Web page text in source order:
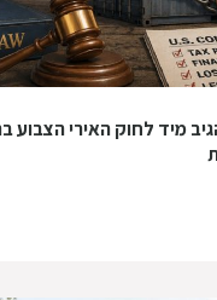
מיד לחוק האירי הצבוע